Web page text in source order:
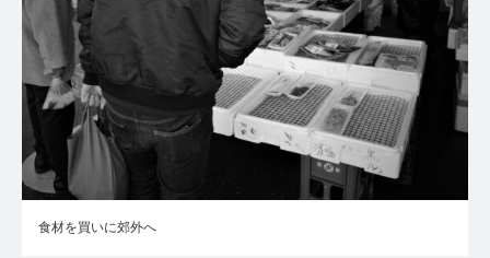
食材を買いに郊外へ